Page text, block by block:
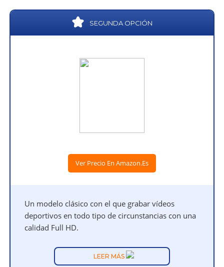
SEGUNDA OPCIÓN
Ver Precio En Amazon.es
Un modelo clásico con el que grabar vídeos
deportivos en todo tipo de circunstancias con una
calidad Full HD.
LEER MÁS